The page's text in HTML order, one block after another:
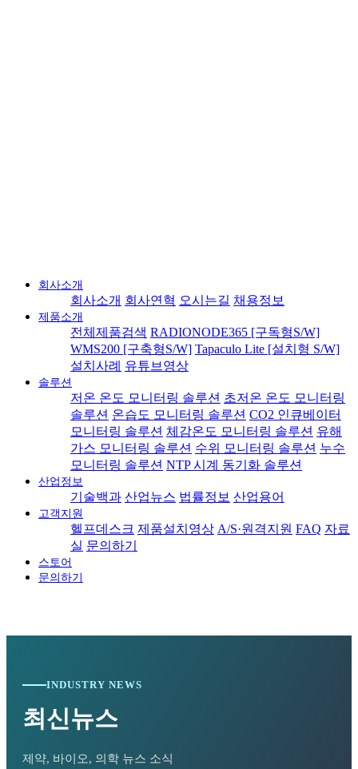
회사소개
회사소개 회사연혁 오시는길 채용정보
제품소개
전체제품검색 RADIONODE365 [구독형S/W]
WMS200 [구축형S/W] Tapaculo Lite [설치형 S/W]
설치사례 유튜브영상
솔루션
저온 온도 모니터링 솔루션 초저온 온도 모니터링
솔루션 온습도 모니터링 솔루션 CO2 인큐베이터
모니터링 솔루션 체감온도 모니터링 솔루션 유해
가스 모니터링 솔루션 수위 모니터링 솔루션 누수
모니터링 솔루션 NTP 시계 동기화 솔루션
산업정보
기술백과 산업뉴스 법률정보 산업용어
고객지원
헬프데스크 제품설치영상 A/S·원격지원 FAQ 자료
실 문의하기
스토어
문의하기
INDUSTRY NEWS
최신뉴스
제약, 바이오, 의학 뉴스 소식